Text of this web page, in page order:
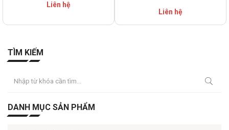
Liên hệ
Liên hệ
TÌM KIẾM
DANH MỤC SẢN PHẨM